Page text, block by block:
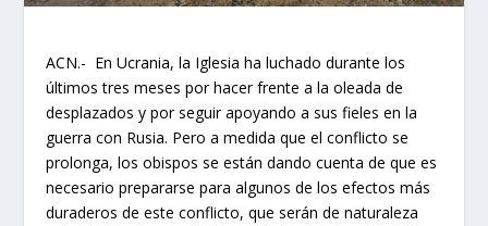
ACN.- En Ucrania, la Iglesia ha luchado durante los
últimos tres meses por hacer frente a la oleada de
desplazados y por seguir apoyando a sus fieles en la
guerra con Rusia. Pero a medida que el conflicto se
prolonga, los obispos se están dando cuenta de que es
necesario prepararse para algunos de los efectos más
duraderos de este conflicto, que serán de naturaleza